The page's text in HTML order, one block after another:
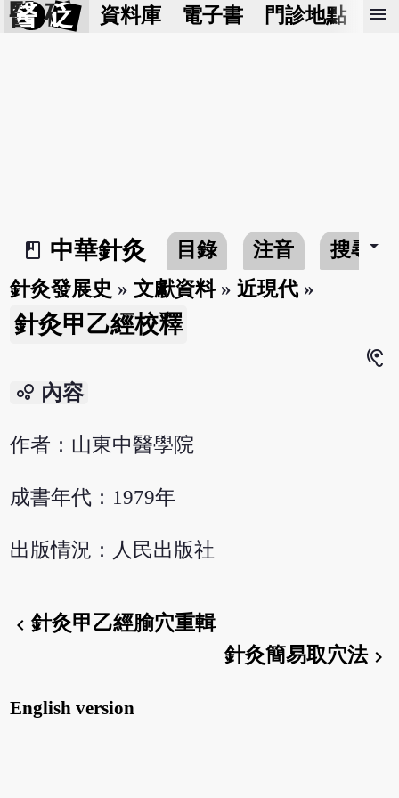
醫 砭 資料庫 電子書 門診地點 預
menu
book_2
中華針灸 目錄 注音 搜尋arrow_drop_down
針灸發展史 »文獻資料»近現代 »
針灸甲乙經校釋
hearing
bubble_chart 內容
作者：山東中醫學院
成書年代：1979年
出版情況：人民出版社
chevron_left針灸甲乙經腧穴重輯
針灸簡易取穴法chevron_right
English version